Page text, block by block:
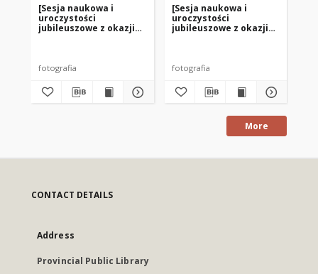
[Sesja naukowa i
uroczystości
jubileuszowe z okazji
fotografia
[Sesja naukowa i
uroczystości
jubileuszowe z okazji
fotografia
More
CONTACT DETAILS
Address
Provincial Public Library